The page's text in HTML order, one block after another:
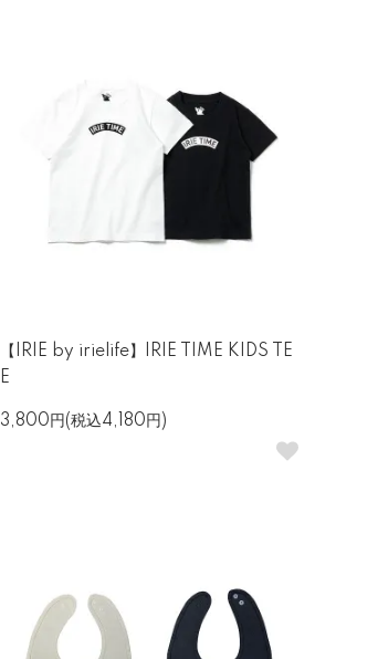
【IRIE by irielife】IRIE TIME KIDS TE
E
3,800円(税込4,180円)